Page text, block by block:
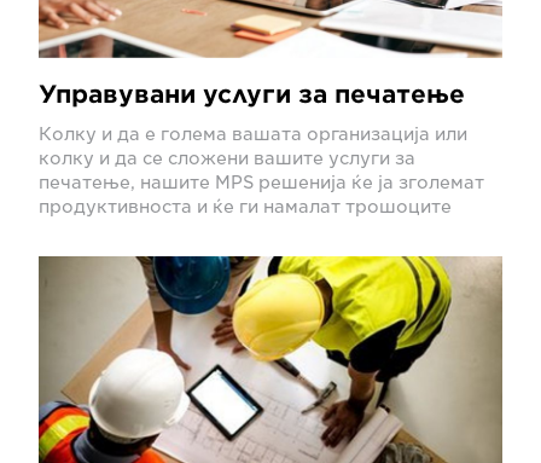
Управувани услуги за печатење
Колку и да е голема вашата организација или
колку и да се сложени вашите услуги за
печатење, нашите MPS решенија ќе ја зголемат
продуктивноста и ќе ги намалат трошоците